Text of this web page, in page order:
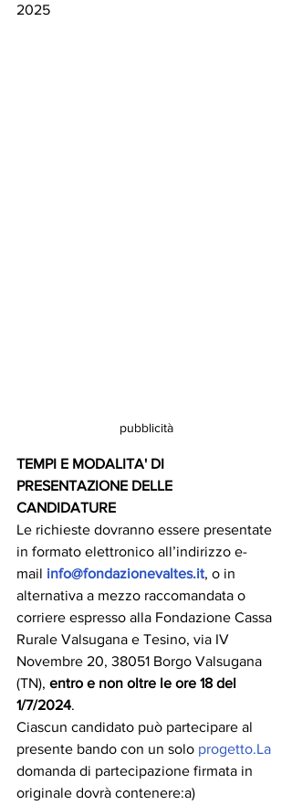
2025
pubblicità
TEMPI E MODALITA' DI
PRESENTAZIONE DELLE
CANDIDATURE
Le richieste dovranno essere presentate
in formato elettronico all’indirizzo e-
mail info@fondazionevaltes.it, o in
alternativa a mezzo raccomandata o
corriere espresso alla Fondazione Cassa
Rurale Valsugana e Tesino, via IV
Novembre 20, 38051 Borgo Valsugana
(TN), entro e non oltre le ore 18 del
1/7/2024.
Ciascun candidato può partecipare al
presente bando con un solo progetto.La
domanda di partecipazione firmata in
originale dovrà contenere:a)